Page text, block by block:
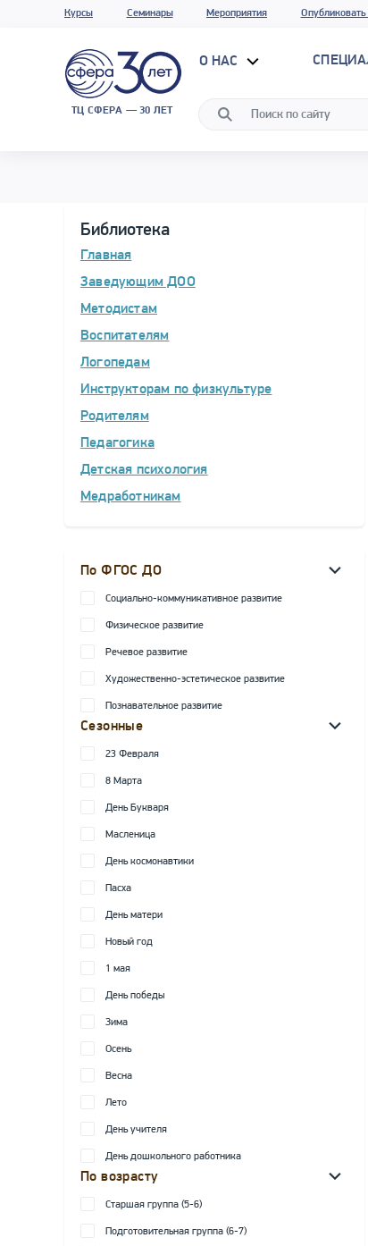
Курсы Семинары Мероприятия Опубликовать
ТЦ СФЕРА — 30 ЛЕТ
О НАС
Библиотека
Главная
Заведующим ДОО
Методистам
Воспитателям
Логопедам
Инструкторам по физкультуре
Родителям
Педагогика
Детская психология
Медработникам
По ФГОС ДО
Социально-коммуникативное развитие
Физическое развитие
Речевое развитие
Художественно-эстетическое развитие
Познавательное развитие
Сезонные
23 Февраля
8 Марта
День Букваря
Масленица
День космонавтики
Пасха
День матери
Новый год
1 мая
День победы
Зима
Осень
Весна
Лето
День учителя
День дошкольного работника
По возрасту
Старшая группа (5-6)
Подготовительная группа (6-7)